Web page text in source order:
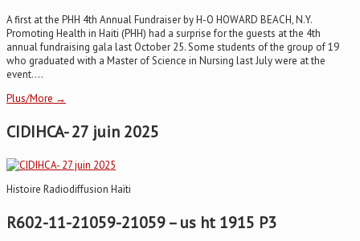
A first at the PHH 4th Annual Fundraiser by H-O HOWARD BEACH, N.Y.
Promoting Health in Haiti (PHH) had a surprise for the guests at the 4th
annual fundraising gala last October 25. Some students of the group of 19
who graduated with a Master of Science in Nursing last July were at the
event....
Plus/More →
CIDIHCA- 27 juin 2025
Histoire Radiodiffusion Haïti
R602-11-21059-21059 – us ht 1915 P3